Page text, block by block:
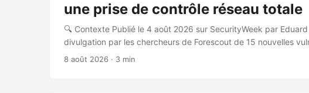
une prise de contrôle réseau totale
🔍 Contexte Publié le 4 août 2026 sur SecurityWeek par
divulgation par les chercheurs de Forescout de 15 nouvelles
zero-touch provisioning (ZTP) de l’écosystème réseau TP-Link
8 août 2026 · 3 min